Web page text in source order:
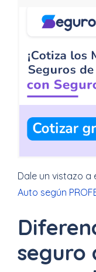
Dale un vistazo a
Auto según
seguro